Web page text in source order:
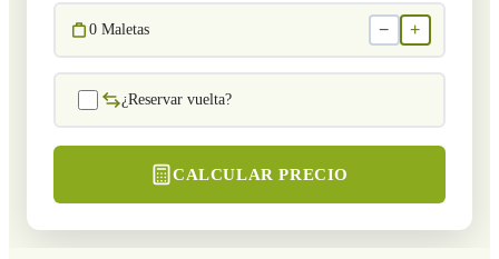
0 Maletas − +
¿Reservar vuelta?
CALCULAR PRECIO